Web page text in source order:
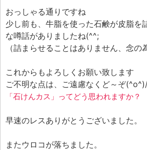
おっしゃる通りですね
少し前も、牛脂を使った石鹸が皮脂を
な噂話がありましたね(^^;
（詰まらせることはありません、念の
これからもよろしくお願い致します
ご不明な点は、ご遠慮なくど～ぞ
「石けんカス」ってどう思われますか？
早速のレスありがとうございました。
またウロコが落ちました。